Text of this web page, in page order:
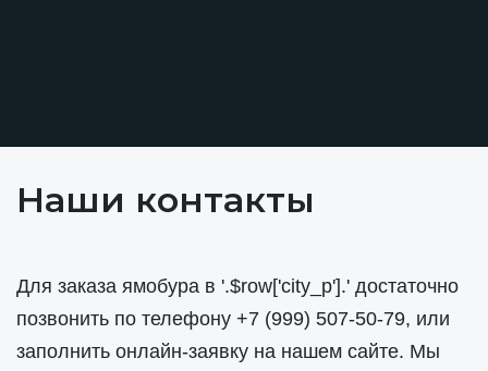
Наши контакты
Для заказа ямобура в '.$row['city_p'].' достаточно
позвонить по телефону +7 (999) 507-50-79, или
заполнить онлайн-заявку на нашем сайте. Мы